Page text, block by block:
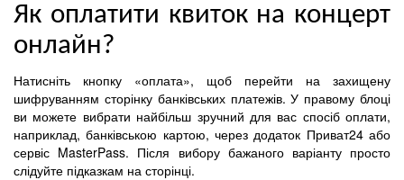
Як оплатити квиток на концерт
онлайн?
Натисніть кнопку «оплата», щоб перейти на захищену
шифруванням сторінку банківських платежів. У правому блоці
ви можете вибрати найбільш зручний для вас спосіб оплати,
наприклад, банківською картою, через додаток Приват24 або
сервіс MasterPass. Після вибору бажаного варіанту просто
слідуйте підказкам на сторінці.